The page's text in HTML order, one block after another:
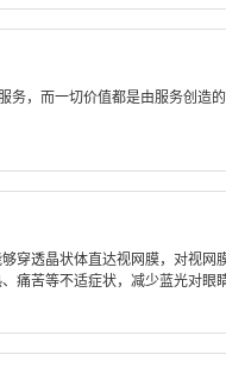
，而一切价值都是由服务创
穿透晶状体直达视网膜，对视
痛苦等不适症状，减少蓝光对眼